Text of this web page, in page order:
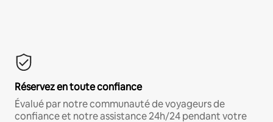
Réservez en toute confiance
Évalué par notre communauté de voyageurs de
confiance et notre assistance 24h/24 pendant votre